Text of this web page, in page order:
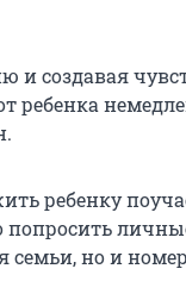
и создавая
ребенка
ребенку
попросить
но и